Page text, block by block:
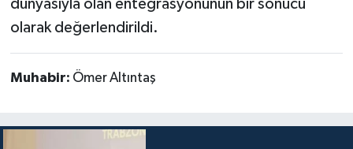
dünyasıyla olan entegrasyonunun bir sonucu
olarak değerlendirildi.
Muhabir: Ömer Altıntaş